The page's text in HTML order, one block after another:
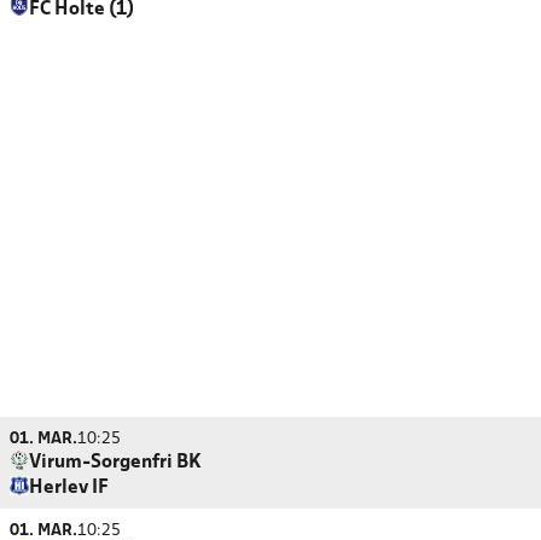
FC Holte (1)
01. MAR.10:25
Virum-Sorgenfri BK
Herlev IF
01. MAR.10:25